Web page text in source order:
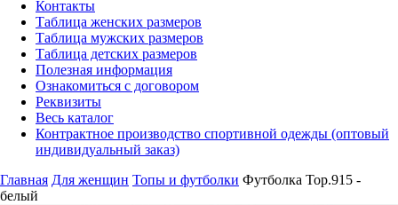
Контакты
Таблица женских размеров
Таблица мужских размеров
Таблица детских размеров
Полезная информация
Ознакомиться с договором
Реквизиты
Весь каталог
Контрактное производство спортивной одежды (оптовый
индивидуальный заказ)
Главная Для женщин Топы и футболки Футболка Top.915 -
белый